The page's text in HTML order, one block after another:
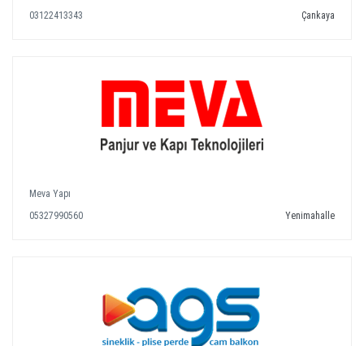
03122413343
Çankaya
Meva Yapı
05327990560
Yenimahalle